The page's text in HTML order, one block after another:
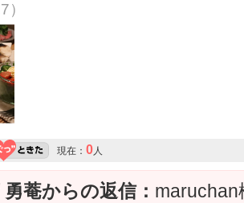
現在： 0人
菴からの返信：